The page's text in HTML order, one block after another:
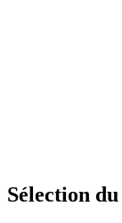
Sélection